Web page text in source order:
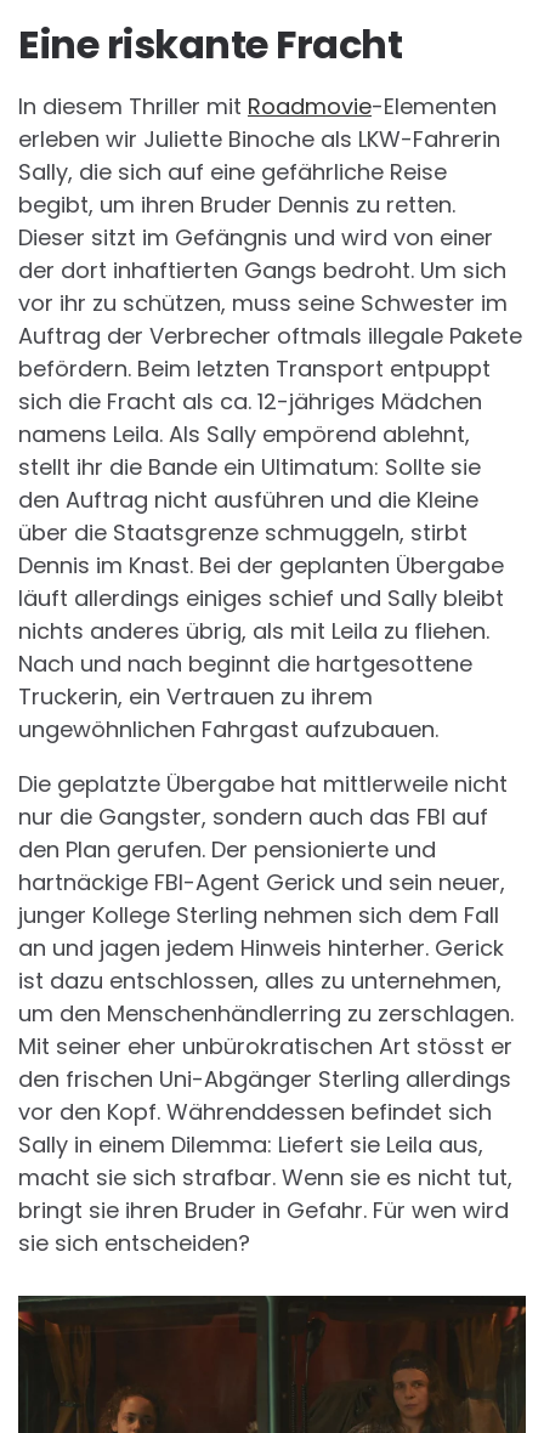
Eine riskante Fracht
In diesem Thriller mit Roadmovie-Elementen
erleben wir Juliette Binoche als LKW-Fahrerin
Sally, die sich auf eine gefährliche Reise
begibt, um ihren Bruder Dennis zu retten.
Dieser sitzt im Gefängnis und wird von einer
der dort inhaftierten Gangs bedroht. Um sich
vor ihr zu schützen, muss seine Schwester im
Auftrag der Verbrecher oftmals illegale Pakete
befördern. Beim letzten Transport entpuppt
sich die Fracht als ca. 12-jähriges Mädchen
namens Leila. Als Sally empörend ablehnt,
stellt ihr die Bande ein Ultimatum: Sollte sie
den Auftrag nicht ausführen und die Kleine
über die Staatsgrenze schmuggeln, stirbt
Dennis im Knast. Bei der geplanten Übergabe
läuft allerdings einiges schief und Sally bleibt
nichts anderes übrig, als mit Leila zu fliehen.
Nach und nach beginnt die hartgesottene
Truckerin, ein Vertrauen zu ihrem
ungewöhnlichen Fahrgast aufzubauen.
Die geplatzte Übergabe hat mittlerweile nicht
nur die Gangster, sondern auch das FBI auf
den Plan gerufen. Der pensionierte und
hartnäckige FBI-Agent Gerick und sein neuer,
junger Kollege Sterling nehmen sich dem Fall
an und jagen jedem Hinweis hinterher. Gerick
ist dazu entschlossen, alles zu unternehmen,
um den Menschenhändlerring zu zerschlagen.
Mit seiner eher unbürokratischen Art stösst er
den frischen Uni-Abgänger Sterling allerdings
vor den Kopf. Währenddessen befindet sich
Sally in einem Dilemma: Liefert sie Leila aus,
macht sie sich strafbar. Wenn sie es nicht tut,
bringt sie ihren Bruder in Gefahr. Für wen wird
sie sich entscheiden?